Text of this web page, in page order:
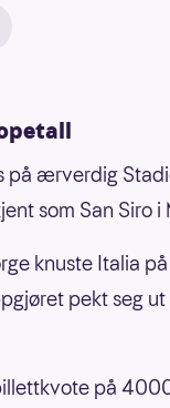
på ærverdig
som San Siro i
knuste Italia
pekt seg
på